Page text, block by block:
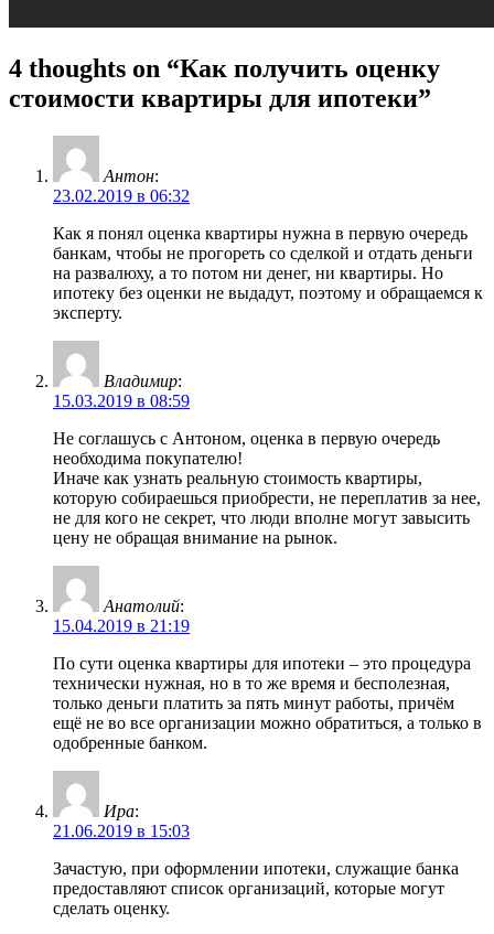
4 thoughts on “Как получить оценку
стоимости квартиры для ипотеки”
Антон:
23.02.2019 в 06:32
Как я понял оценка квартиры нужна в первую очередь
банкам, чтобы не прогореть со сделкой и отдать деньги
на развалюху, а то потом ни денег, ни квартиры. Но
ипотеку без оценки не выдадут, поэтому и обращаемся к
эксперту.
Владимир:
15.03.2019 в 08:59
Не соглашусь с Антоном, оценка в первую очередь
необходима покупателю!
Иначе как узнать реальную стоимость квартиры,
которую собираешься приобрести, не переплатив за нее,
не для кого не секрет, что люди вполне могут завысить
цену не обращая внимание на рынок.
Анатолий:
15.04.2019 в 21:19
По сути оценка квартиры для ипотеки – это процедура
технически нужная, но в то же время и бесполезная,
только деньги платить за пять минут работы, причём
ещё не во все организации можно обратиться, а только в
одобренные банком.
Ира:
21.06.2019 в 15:03
Зачастую, при оформлении ипотеки, служащие банка
предоставляют список организаций, которые могут
сделать оценку.